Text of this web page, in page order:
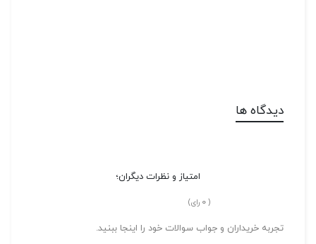
دیدگاه ها
امتیاز و نظرات دیگران؛
(
0 رای)
تجربه خریداران و جواب سوالات خود را اینجا ببنید.